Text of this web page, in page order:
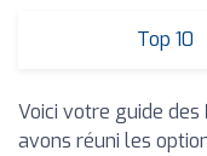
Top 10
Voici votre guide des
avons réuni les